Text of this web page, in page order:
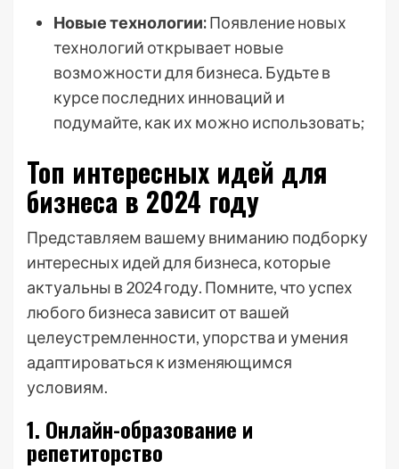
Новые технологии:Появление новых
технологий открывает новые
возможности для бизнеса. Будьте в
курсе последних инноваций и
подумайте, как их можно использовать;
Топ интересных идей для
бизнеса в 2024 году
Представляем вашему вниманию подборку
интересных идей для бизнеса, которые
актуальны в 2024 году. Помните, что успех
любого бизнеса зависит от вашей
целеустремленности, упорства и умения
адаптироваться к изменяющимся
условиям.
1. Онлайн-образование и
репетиторство